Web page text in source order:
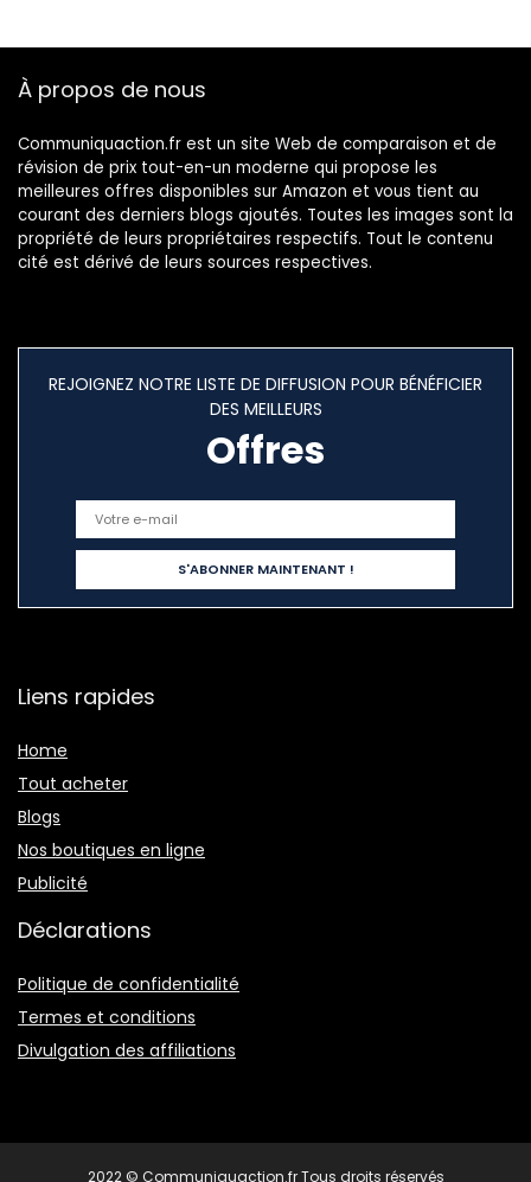
SIM) Smartphone
Slots/Face
ID/GPS/2Ans de
Garantie
À propos de nous
Communiquaction.fr est un site Web de comparaison et de
révision de prix tout-en-un moderne qui propose les
meilleures offres disponibles sur Amazon et vous tient au
courant des derniers blogs ajoutés. Toutes les images sont la
propriété de leurs propriétaires respectifs. Tout le contenu
cité est dérivé de leurs sources respectives.
REJOIGNEZ NOTRE LISTE DE DIFFUSION POUR BÉNÉFICIER
DES MEILLEURS
Offres
Liens rapides
Home
Tout acheter
Blogs
Nos boutiques en ligne
Publicité
Déclarations
Politique de confidentialité
Termes et conditions
Divulgation des affiliations
2022 © Communiquaction.fr Tous droits réservés